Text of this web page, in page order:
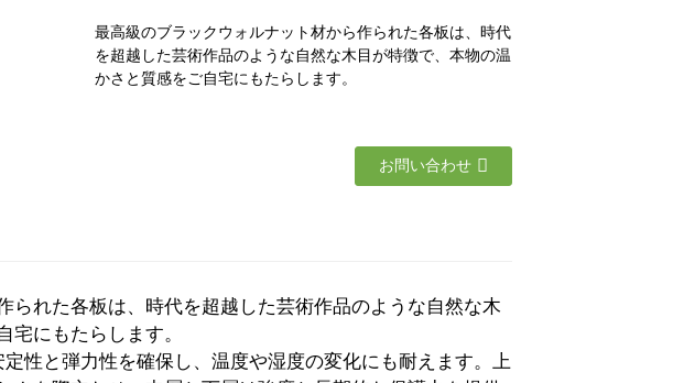
最高級のブラックウォルナット材から作られた各板は、時代
を超越した芸術作品のような自然な木目が特徴で、本物の温
かさと質感をご自宅にもたらします。
お問い合わせ
られた各板は、時代を超越した芸術作品のような自然な木
宅にもたらします。
性と弾力性を確保し、温度や湿度の変化にも耐えます。上